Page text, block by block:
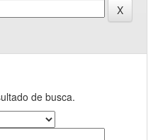
de busca.